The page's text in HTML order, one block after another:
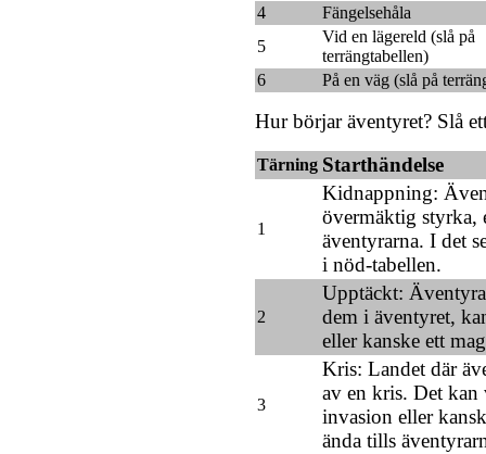
4
Fängelsehåla
5
Vid en lägereld (slå på
terrängtabellen)
6
På en väg (slå på
Hur börjar äventyret? Slå
Tärning Starthändelse
1
Kidnappning:
övermäktig styrka,
äventyrarna. I det
i nöd-tabellen.
2
Upptäckt:
dem i äventyret,
eller kanske ett
3
Kris: Landet där
av en kris. Det
invasion eller
ända tills